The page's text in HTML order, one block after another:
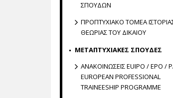
ΣΠΟΥΔΩΝ
ΠΡΟΠΤΥΧΙΑΚΟ ΤΟΜΕΑ
ΘΕΩΡΙΑΣ ΤΟΥ ΔΙΚΑΙΟΥ
ΜΕΤΑΠΤΥΧΙΑΚΕΣ ΣΠΟΥΔΕΣ
ΑΝΑΚΟΙΝΩΣΕΙΣ EUIPO / EPO /
EUROPEAN PROFESSIONAL
TRAINEESHIP PROGRAMME